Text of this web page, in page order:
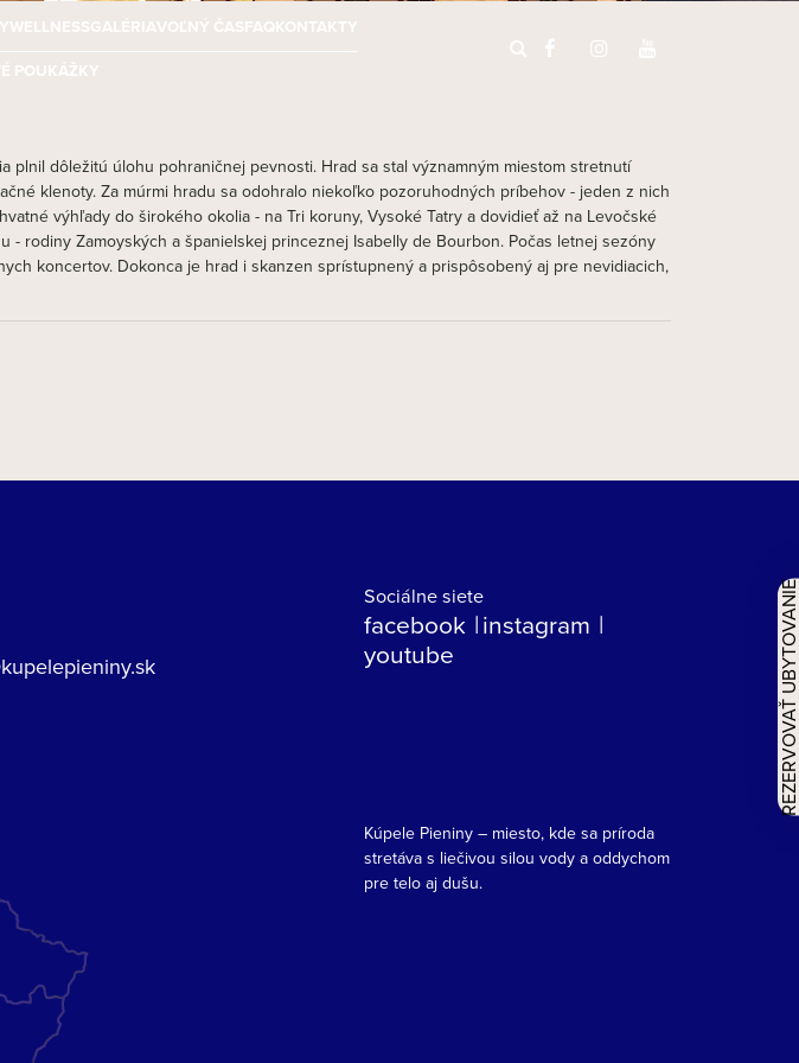
WELLNESSGALÉRIAVOĽNÝ ČASFAQKONTAKTY
POUKÁŽKY
dôležitú úlohu pohraničnej pevnosti. Hrad sa stal významným miestom stretnutí
klenoty. Za múrmi hradu sa odohralo niekoľko pozoruhodných príbehov - jeden z nich
výhľady do širokého okolia - na Tri koruny, Vysoké Tatry a dovidieť až na Levočské
rodiny Zamoyských a španielskej princeznej Isabelly de Bourbon. Počas letnej sezóny
koncertov. Dokonca je hrad i skanzen sprístupnený a prispôsobený aj pre nevidiacich,
Sociálne siete
facebook instagram
youtube
Kúpele Pieniny – miesto, kde sa príroda
stretáva s liečivou silou vody a oddychom
pre telo aj dušu.